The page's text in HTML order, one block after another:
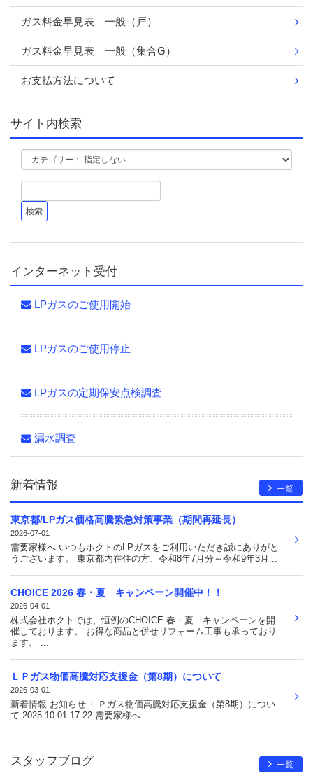
ガス料金早見表 一般（戸）
ガス料金早見表 一般（集合G）
お支払方法について
サイト内検索
インターネット受付
LPガスのご使用開始
LPガスのご使用停止
LPガスの定期保安点検調査
漏水調査
新着情報 一覧
東京都/LPガス価格高騰緊急対策事業（期間再延長）
2026-07-01
需要家様へ いつもホクトのLPガスをご利用いただき誠にありがと
うございます。 東京都内在住の方、令和8年7月分～令和9年3月...
CHOICE 2026 春・夏 キャンペーン開催中！！
2026-04-01
株式会社ホクトでは、恒例のCHOICE 春・夏 キャンペーンを開
催しております。 お得な商品と併せリフォーム工事も承っており
ます。 ...
ＬＰガス物価高騰対応支援金（第8期）について
2026-03-01
新着情報 お知らせ ＬＰガス物価高騰対応支援金（第8期）につい
て 2025-10-01 17:22 需要家様へ ...
スタッフブログ 一覧